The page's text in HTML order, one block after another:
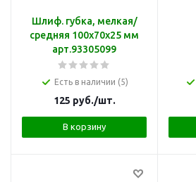
Шлиф. губка, мелкая/
средняя 100х70х25 мм
арт.93305099
Есть в наличии (5)
125 руб./шт.
В корзину